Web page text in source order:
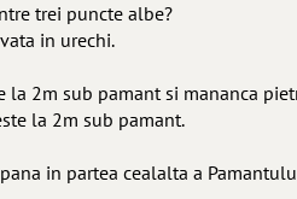
trei puncte albe?
in urechi.
la 2m sub pamant si mananca
la 2m sub pamant.
in partea cealalta a